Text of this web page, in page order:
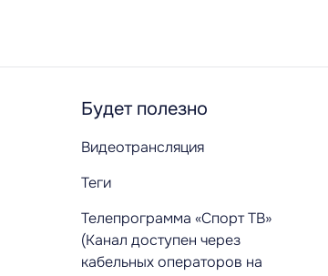
Будет полезно
Видеотрансляция
Теги
Телепрограмма «Спорт ТВ»
(Канал доступен через
кабельных операторов на